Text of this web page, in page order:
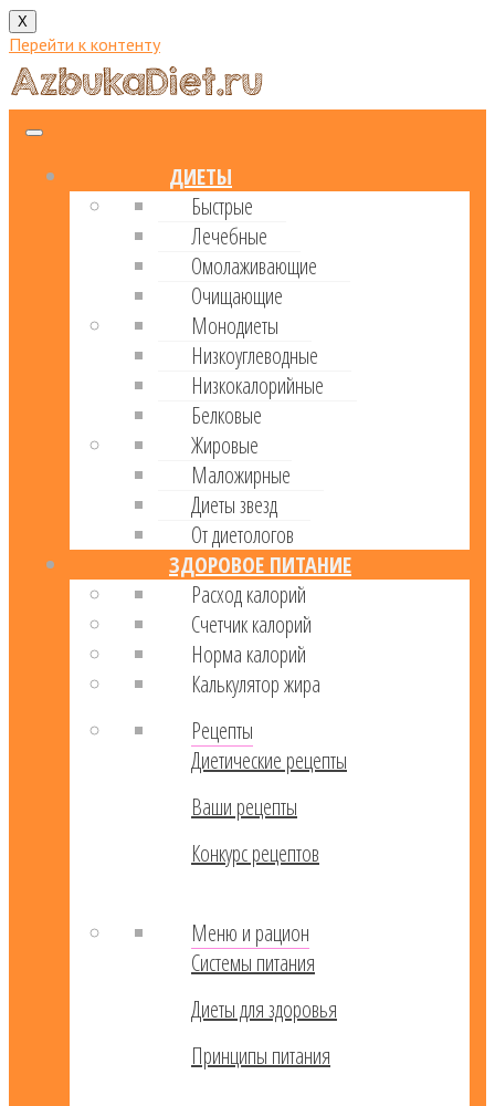
X
Перейти к контенту
ДИЕТЫ
Быстрые
Лечебные
Омолаживающие
Очищающие
Монодиеты
Низкоуглеводные
Низкокалорийные
Белковые
Жировые
Маложирные
Диеты звезд
От диетологов
ЗДОРОВОЕ ПИТАНИЕ
Расход калорий
Cчетчик калорий
Норма калорий
Калькулятор жира
Рецепты
Диетические рецепты
Ваши рецепты
Конкурс рецептов
Меню и рацион
Системы питания
Диеты для здоровья
Принципы питания